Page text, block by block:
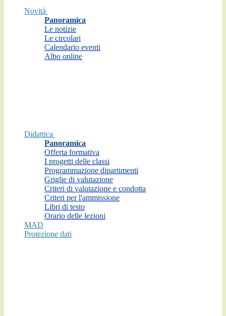
Novità
Panoramica
Le notizie
Le circolari
Calendario eventi
Albo online
Didattica
Panoramica
Offerta formativa
I progetti delle classi
Programmazione dipartimenti
Griglie di valutazione
Criteri di valutazione e condotta
Criteri per l'ammissione
Libri di testo
Orario delle lezioni
MAD
Protezione dati